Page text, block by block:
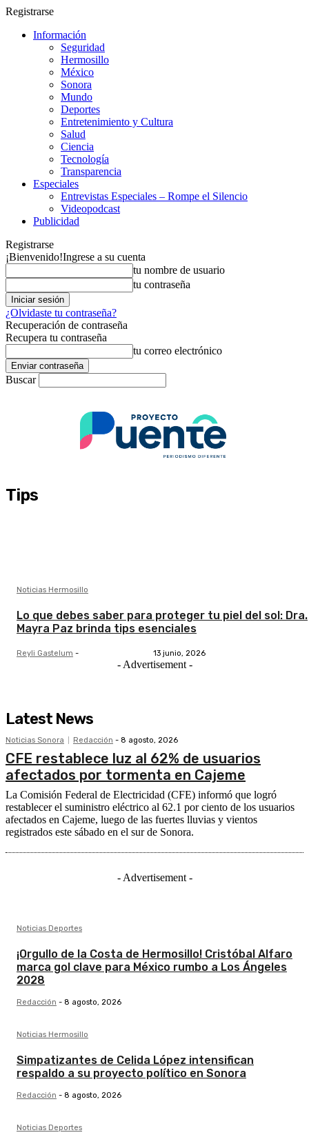
Registrarse
Información
Seguridad
Hermosillo
México
Sonora
Mundo
Deportes
Entretenimiento y Cultura
Salud
Ciencia
Tecnología
Transparencia
Especiales
Entrevistas Especiales – Rompe el Silencio
Videopodcast
Publicidad
Registrarse
¡Bienvenido!Ingrese a su cuenta
tu nombre de usuario
tu contraseña
¿Olvidaste tu contraseña?
Recuperación de contraseña
Recupera tu contraseña
tu correo electrónico
Buscar
Tips
Noticias Hermosillo
Lo que debes saber para proteger tu piel del sol: Dra.
Mayra Paz brinda tips esenciales
Reyli Gastelum - 13 junio, 2026
- Advertisement -
Latest News
Noticias Sonora Redacción - 8 agosto, 2026
CFE restablece luz al 62% de usuarios
afectados por tormenta en Cajeme
La Comisión Federal de Electricidad (CFE) informó que logró
restablecer el suministro eléctrico al 62.1 por ciento de los usuarios
afectados en Cajeme, luego de las fuertes lluvias y vientos
registrados este sábado en el sur de Sonora.
- Advertisement -
Noticias Deportes
¡Orgullo de la Costa de Hermosillo! Cristóbal Alfaro
marca gol clave para México rumbo a Los Ángeles
2028
Redacción - 8 agosto, 2026
Noticias Hermosillo
Simpatizantes de Celida López intensifican
respaldo a su proyecto político en Sonora
Redacción - 8 agosto, 2026
Noticias Deportes